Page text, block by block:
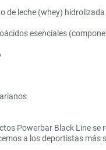
de leche (whey)
esenciales
Powerbar Black Line
a los deportistas más